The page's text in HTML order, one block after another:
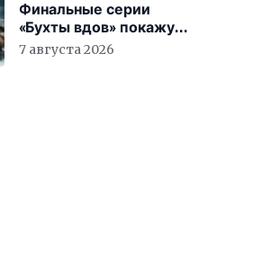
Финальные серии
«Бухты вдов» покажут
в кинотеатрах
7 августа 2026